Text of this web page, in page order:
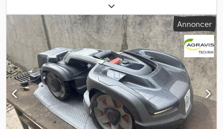
robotplæneklipper Årgang: 2017 Arealydelse op til 1500 m²
Ladestation Du kan byde på denne maskine online Startprisen er
100,00 EUR ekskl. moms. Registrer dig gratis og deltag i
budgivningen. Klik her for at komme til auktionen: ----- -----
Spændende onlineauktion! Begynd at byde NU! ab-auction
Dwjdpfx Aozqpvtjmyja Brugte varer – særlige regler. Salget foregår
i henhold til § 25a i momsloven – differentialbeskatning. Moms kan
ikke udvises.
Annoncer